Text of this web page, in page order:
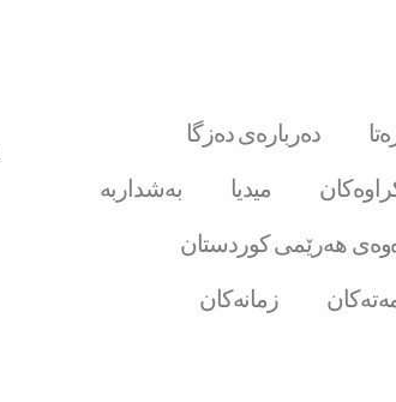
دەربارەی دەزگا
میدیا
بەشداربە
هەرێمی کوردستان
زمانەکان